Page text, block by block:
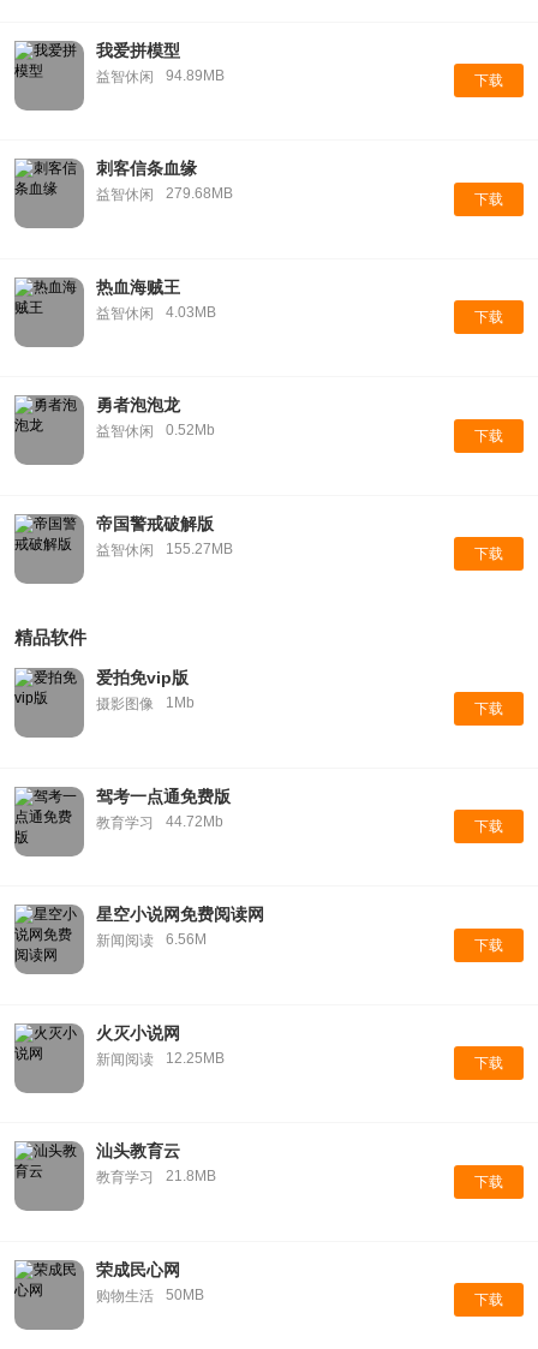
我爱拼模型
益智休闲 94.89MB 下载
刺客信条血缘
益智休闲 279.68MB 下载
热血海贼王
益智休闲 4.03MB 下载
勇者泡泡龙
益智休闲 0.52Mb 下载
帝国警戒破解版
益智休闲 155.27MB 下载
精品软件
爱拍免vip版
摄影图像 1Mb 下载
驾考一点通免费版
教育学习 44.72Mb 下载
星空小说网免费阅读网
新闻阅读 6.56M 下载
火灭小说网
新闻阅读 12.25MB 下载
汕头教育云
教育学习 21.8MB 下载
荣成民心网
购物生活 50MB 下载